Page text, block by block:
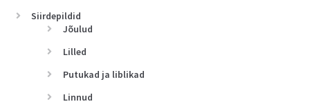
Siirdepildid
Jõulud
Lilled
Putukad ja liblikad
Linnud